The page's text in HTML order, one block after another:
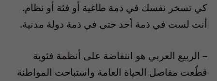
كي تسخر نفسك في ذمة طاغية أو فئة أو نظام.
أنت لست في ذمة أحد حتى في ذمة دولة مدنية.
– الربيع العربي هو انتفاضة على أنظمة فئوية
قطّعت مفاصل الحياة العامة واستباحت المواطنة